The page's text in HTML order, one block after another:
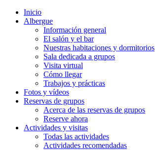
Inicio
Albergue
Información general
El salón y el bar
Nuestras habitaciones y dormitorios
Sala dedicada a grupos
Visita virtual
Cómo llegar
Trabajos y prácticas
Fotos y vídeos
Reservas de grupos
Acerca de las reservas de grupos
Reserve ahora
Actividades y visitas
Todas las actividades
Actividades recomendadas